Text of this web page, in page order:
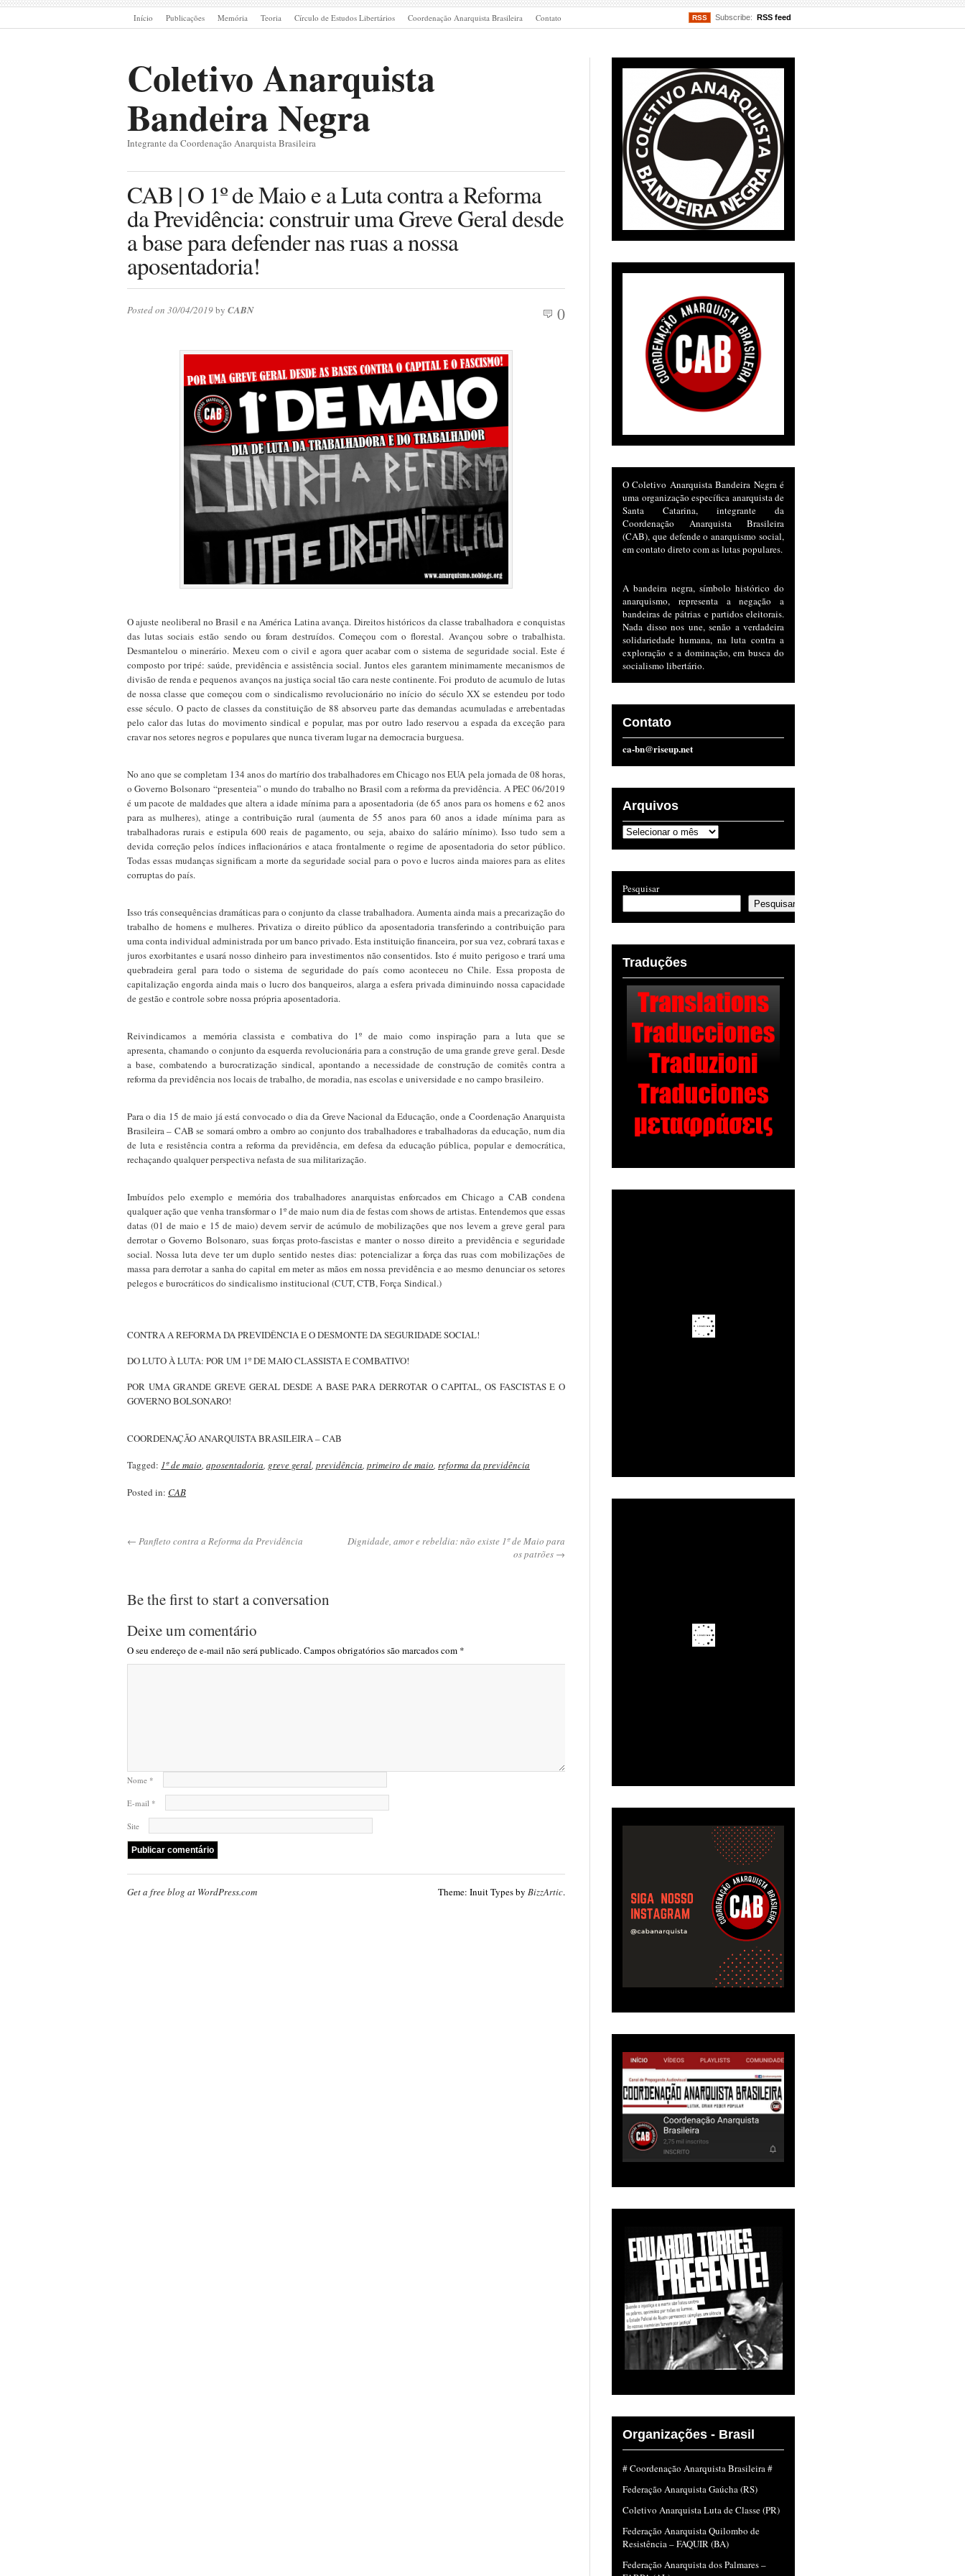
Início Publicações Memória Teoria Círculo de Estudos Libertários Coordenação Anarquista Brasileira Contato RSS Subscribe: RSS feed
Coletivo Anarquista
Bandeira Negra
Integrante da Coordenação Anarquista Brasileira
CAB | O 1º de Maio e a Luta contra a Reforma
da Previdência: construir uma Greve Geral desde
a base para defender nas ruas a nossa
aposentadoria!
Posted on 30/04/2019by CABN 0
O ajuste neoliberal no Brasil e na América Latina avança.Direitos históricos da classe trabalhadora e conquistas
das lutas sociais estão sendo ou foram destruídos. Começou com o florestal. Avançou sobre o trabalhista.
Desmantelou o minerário. Mexeu com o civil e agora quer acabar com o sistema de seguridade social. Este é
composto por tripé: saúde, previdência e assistência social. Juntos eles garantem minimamente mecanismos de
divisão de renda e pequenos avanços na justiça social tão cara neste continente. Foi produto de acumulo de lutas
de nossa classe que começou com o sindicalismo revolucionário no início do século XX se estendeu por todo
esse século. O pacto de classes da constituição de 88 absorveu parte das demandas acumuladas e arrebentadas
pelo calor das lutas do movimento sindical e popular, mas por outro lado reservou a espada da exceção para
cravar nos setores negros e populares que nunca tiveram lugar na democracia burguesa.
No ano que se completam 134 anos do martírio dos trabalhadores em Chicago nos EUA pela jornada de 08 horas,
o Governo Bolsonaro “presenteia” o mundo do trabalho no Brasil com a reforma da previdência. A PEC 06/2019
é um pacote de maldades que altera a idade mínima para a aposentadoria (de 65 anos para os homens e 62 anos
para as mulheres), atinge a contribuição rural (aumenta de 55 anos para 60 anos a idade mínima para as
trabalhadoras rurais e estipula 600 reais de pagamento, ou seja, abaixo do salário mínimo). Isso tudo sem a
devida correção pelos índices inflacionários e ataca frontalmente o regime de aposentadoria do setor público.
Todas essas mudanças significam a morte da seguridade social para o povo e lucros ainda maiores para as elites
corruptas do país.
Isso trás consequências dramáticas para o conjunto da classe trabalhadora. Aumenta ainda mais a precarização do
trabalho de homens e mulheres. Privatiza o direito público da aposentadoria transferindo a contribuição para
uma conta individual administrada por um banco privado. Esta instituição financeira, por sua vez, cobrará taxas e
juros exorbitantes e usará nosso dinheiro para investimentos não consentidos. Isto é muito perigoso e trará uma
quebradeira geral para todo o sistema de seguridade do país como aconteceu no Chile. Essa proposta de
capitalização engorda ainda mais o lucro dos banqueiros, alarga a esfera privada diminuindo nossa capacidade
de gestão e controle sobre nossa própria aposentadoria.
Reivindicamosa memória classista e combativa do 1º de maio como inspiração para a luta que se
apresenta, chamando o conjunto da esquerda revolucionária para a construção de uma grande greve geral. Desde
a base, combatendo a burocratização sindical, apontando a necessidade de construção de comitês contra a
reforma da previdência nos locais de trabalho, de moradia, nas escolas e universidade e no campo brasileiro.
Para o dia15 de maio já está convocado o dia da Greve Nacional da Educação, onde a Coordenação Anarquista
Brasileira – CAB se somará ombro a ombro ao conjunto dos trabalhadores e trabalhadoras da educação, num dia
de luta e resistência contra a reforma da previdência, em defesa da educação pública, popular e democrática,
rechaçando qualquer perspectiva nefasta de sua militarização.
Imbuídos pelo exemplo e memória dos trabalhadores anarquistas enforcados em Chicago a CAB condena
qualquer ação que venha transformar o 1º de maio num dia de festas com shows de artistas. Entendemos que essas
datas (01 de maio e 15 de maio) devem servir de acúmulo de mobilizações que nos levem a greve geral para
derrotar o Governo Bolsonaro, suas forças proto-fascistas e manter o nosso direito a previdência e seguridade
social. Nossa luta deve ter um duplo sentido nestes dias: potencializar a força das ruas com mobilizações de
massa para derrotar a sanha do capital em meter as mãos em nossa previdência e ao mesmo denunciar os setores
pelegos e burocráticos do sindicalismo institucional (CUT, CTB, Força Sindical.)
CONTRA A REFORMA DA PREVIDÊNCIA E O DESMONTE DA SEGURIDADE SOCIAL!
DO LUTO À LUTA: POR UM 1º DE MAIO CLASSISTA E COMBATIVO!
POR UMA GRANDE GREVE GERAL DESDE A BASE PARA DERROTAR O CAPITAL, OS FASCISTAS E O
GOVERNO BOLSONARO!
COORDENAÇÃO ANARQUISTA BRASILEIRA – CAB
Tagged: 1º de maio, aposentadoria, greve geral, previdência, primeiro de maio, reforma da previdência
Posted in: CAB
← Panfleto contra a Reforma da Previdência
Dignidade, amor e rebeldia: não existe 1º de Maio para
os patrões →
Be the first to start a conversation
Deixe um comentário
O seu endereço de e-mail não será publicado.Campos obrigatórios são marcados com *
Nome *
E-mail *
Site
O Coletivo Anarquista Bandeira Negra é
uma organização específica anarquista de
Santa Catarina, integrante da
Coordenação Anarquista Brasileira
(CAB), que defende o anarquismo social,
em contato direto com as lutas populares.
A bandeira negra, símbolo histórico do
anarquismo, representa a negação a
bandeiras de pátrias e partidos eleitorais.
Nada disso nos une, senão a verdadeira
solidariedade humana, na luta contra a
exploração e a dominação, em busca do
socialismo libertário.
Contato
ca-bn@riseup.net
Arquivos
Arquivos
Pesquisar
Pesquisar
Traduções
Organizações - Brasil
# Coordenação Anarquista Brasileira #
Federação Anarquista Gaúcha (RS)
Coletivo Anarquista Luta de Classe (PR)
Federação Anarquista Quilombo de
Resistência – FAQUIR (BA)
Federação Anarquista dos Palmares –
Get a free blog at WordPress.com Theme: Inuit Types by BizzArtic.